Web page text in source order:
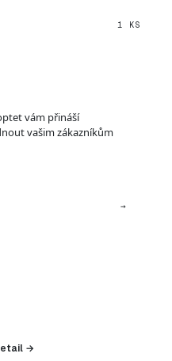
1 KS
vám přináší
vašim zákazníkům
→
→